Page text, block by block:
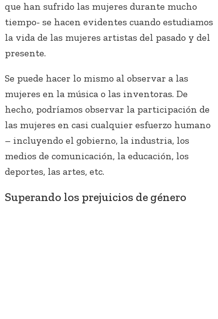
que han sufrido las mujeres durante mucho
tiempo- se hacen evidentes cuando estudiamos
la vida de las mujeres artistas del pasado y del
presente.
Se puede hacer lo mismo al observar a las
mujeres en la música o las inventoras. De
hecho, podríamos observar la participación de
las mujeres en casi cualquier esfuerzo humano
– incluyendo el gobierno, la industria, los
medios de comunicación, la educación, los
deportes, las artes, etc.
Superando los prejuicios de género